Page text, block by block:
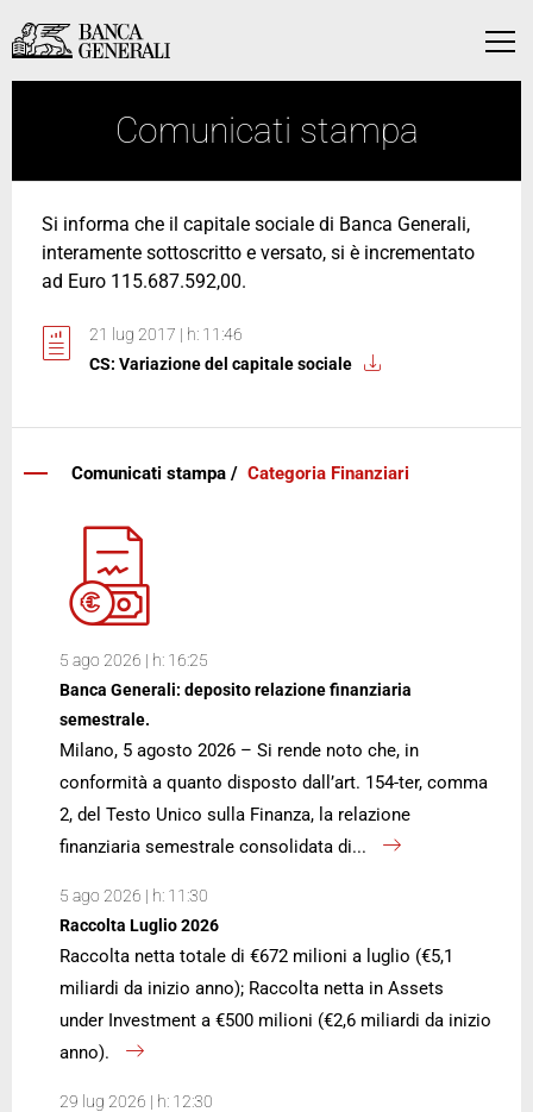
Vai al contenuto principale
Menu
Vai al contenuto principale
Comunicati stampa
Si informa che il capitale sociale di Banca Generali,
interamente sottoscritto e versato, si è incrementato
ad Euro 115.687.592,00.
21 lug 2017 | h: 11:46
CS: Variazione del capitale sociale
Comunicati stampa / Categoria Finanziari
5 ago 2026 | h: 16:25
Banca Generali: deposito relazione finanziaria
semestrale.
Milano, 5 agosto 2026 – Si rende noto che, in
conformità a quanto disposto dall’art. 154-ter, comma
2, del Testo Unico sulla Finanza, la relazione
finanziaria semestrale consolidata di...
5 ago 2026 | h: 11:30
Raccolta Luglio 2026
Raccolta netta totale di €672 milioni a luglio (€5,1
miliardi da inizio anno); Raccolta netta in Assets
under Investment a €500 milioni (€2,6 miliardi da inizio
anno).
29 lug 2026 | h: 12:30